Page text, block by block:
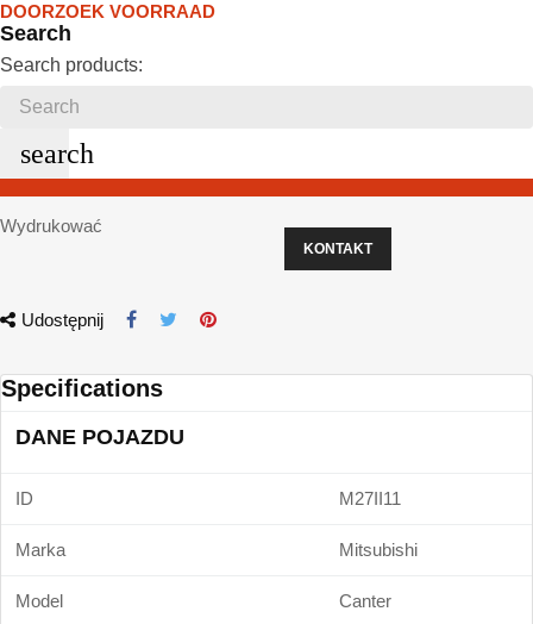
DOORZOEK VOORRAAD
Search
Search products:
search
Wydrukować
KONTAKT
Udostępnij
Specifications
DANE POJAZDU
ID M27II11
Marka Mitsubishi
Model Canter